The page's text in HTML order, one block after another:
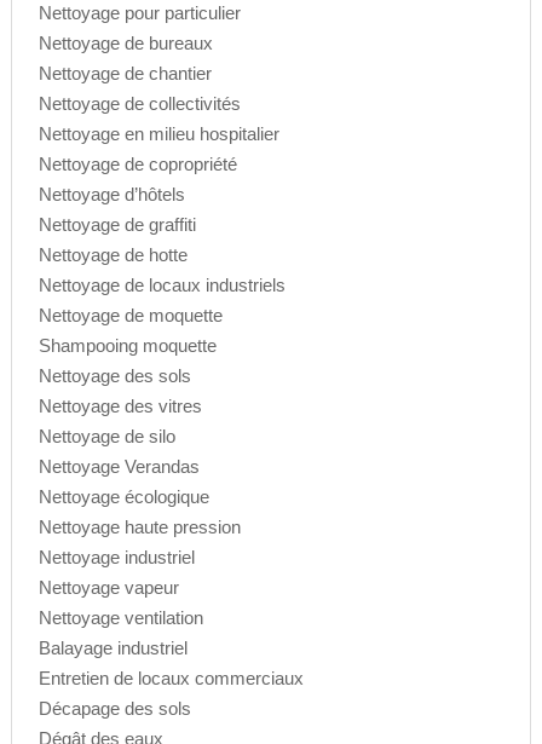
Nettoyage pour particulier
Nettoyage de bureaux
Nettoyage de chantier
Nettoyage de collectivités
Nettoyage en milieu hospitalier
Nettoyage de copropriété
Nettoyage d’hôtels
Nettoyage de graffiti
Nettoyage de hotte
Nettoyage de locaux industriels
Nettoyage de moquette
Shampooing moquette
Nettoyage des sols
Nettoyage des vitres
Nettoyage de silo
Nettoyage Verandas
Nettoyage écologique
Nettoyage haute pression
Nettoyage industriel
Nettoyage vapeur
Nettoyage ventilation
Balayage industriel
Entretien de locaux commerciaux
Décapage des sols
Dégât des eaux